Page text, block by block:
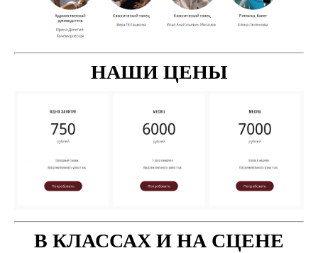
НАШИ ЦЕНЫ
В КЛАССАХ И НА СЦЕНЕ